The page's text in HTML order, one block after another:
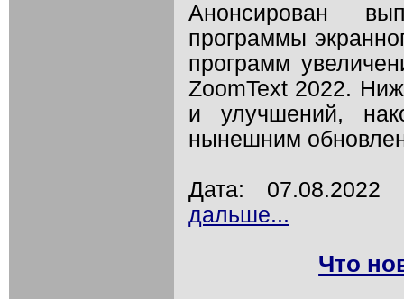
Анонсирован
программы
программ
ZoomText 2022.
и улучшений,
нынешним
Дата:
дальше...
Что